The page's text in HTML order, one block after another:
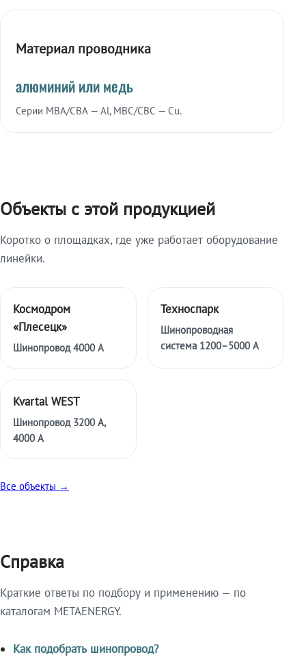
Материал проводника
алюминий или медь
Серии МВА/СВА — Al, МВС/СВС — Cu.
Объекты с этой продукцией
Коротко о площадках, где уже работает оборудование
линейки.
Космодром
«Плесецк»
Шинопровод 4000 А
Техноспарк
Шинопроводная
система 1200–5000 А
Kvartal WEST
Шинопровод 3200 А,
4000 А
Все объекты →
Справка
Краткие ответы по подбору и применению — по
каталогам METAENERGY.
Как подобрать шинопровод?